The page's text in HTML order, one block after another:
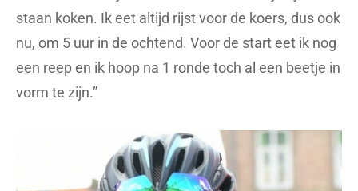
staan koken. Ik eet altijd rijst voor de koers, dus ook
nu, om 5 uur in de ochtend. Voor de start eet ik nog
een reep en ik hoop na 1 ronde toch al een beetje in
vorm te zijn.”